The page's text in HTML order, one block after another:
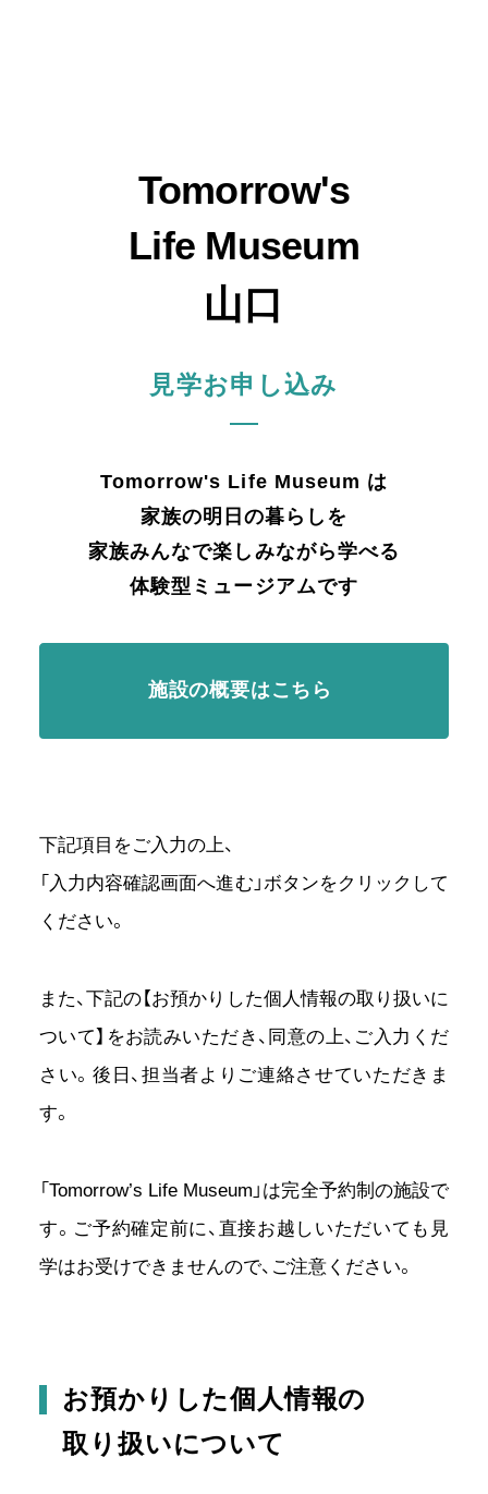
Tomorrow's
Life Museum
山口
見学お申し込み
Tomorrow's Life Museum は
家族の明日の暮らしを
家族みんなで楽しみながら学べる
体験型ミュージアムです
施設の概要はこちら
下記項目をご入力の上、
「入力内容確認画面へ進む」ボタンをクリックして
ください。
また、下記の【お預かりした個人情報の取り扱いに
ついて】をお読みいただき、同意の上、ご入力くだ
さい。 後日、担当者よりご連絡させていただきま
す。
「Tomorrow’s Life Museum」は完全予約制の施設で
す。 ご予約確定前に、直接お越しいただいても見
学はお受けできませんので、ご注意ください。
お預かりした個人情報の
取り扱いについて